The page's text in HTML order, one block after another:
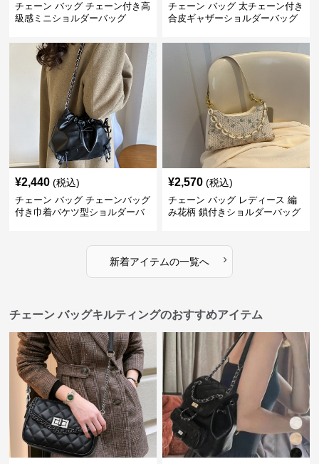
チェーン バッグ チェーン付き高
級感ミニショルダーバッグ
チェーン バッグ 太チェーン付き
合皮ギャザーショルダーバッグ
¥2,440 (税込)
チェーン バッグ チェーンバッグ
付き巾着バケツ型ショルダーバ
¥2,570 (税込)
チェーン バッグ レディース 編
み花柄 鎖付きショルダーバッグ
新着アイテムの一覧へ ›
チェーン バッグキルティングのおすすめアイテム